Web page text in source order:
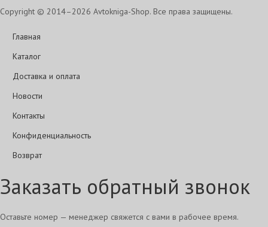
Copyright © 2014–2026 Avtokniga-Shop. Все права защищены.
Главная
Каталог
Доставка и оплата
Новости
Контакты
Конфиденциальность
Возврат
Заказать обратный звонок
Оставьте номер — менеджер свяжется с вами в рабочее время.